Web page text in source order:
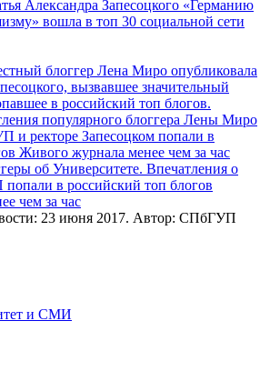
Александра Запесоцкого «Германию
вошла в топ 30 социальной сети
блоггер Лена Миро опубликовала
вызвавшее значительный
в российский топ блогов.
об Университете. Впечатления о
в российский топ блогов
чем за час
23 июня 2017. Автор: СПбГУП
и СМИ